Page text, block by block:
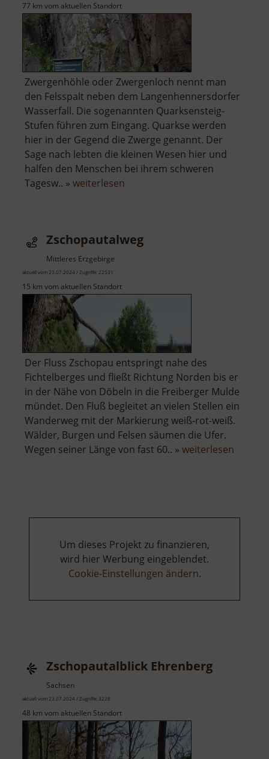
77 km vom aktuellen Standort
Zwergenhöhle oder Zwergenloch nennt man
den Felsspalt neben dem Langenhennersdorfer
Wasserfall. Die sogenannten Quarksensteig-
Stufen führen zum Eingang. Quarkse werden
hier in der Gegend die Zwerge genannt. Der
Sage nach lebten die kleinen Wesen hier und
halfen den Menschen bei ihrem schweren
Tagesw.. » weiterlesen
Zschopautalweg
Mittleres Erzgebirge
aktuell vom 23.07.2024 / Zugriffe: 22531
15 km vom aktuellen Standort
Der Fluss Zschopau entspringt nahe des
Fichtelberges und fließt Richtung Norden bis er
in der Nähe von Döbeln in die Freiberger Mulde
mündet. Den Fluß begleitet an vielen Stellen ein
Wanderweg mit der Markierung weiß-rot-weiß.
Wälder, Burgen und Felsen säumen die Ufer.
Wegen seiner Länge von fast 60.. » weiterlesen
Um dieses Projekt zu finanzieren,
wird hier Werbung eingeblendet.
Cookie-Einstellungen ändern.
Zschopautalblick Ehrenberg
Sachsen
aktuell vom 23.07.2024 / Zugriffe: 3228
48 km vom aktuellen Standort